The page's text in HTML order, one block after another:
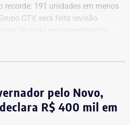
recorde: 191 unidades em menos
CTV, será feita revisão
Cronogramas de
Também haverá a definição
pelo Novo,
R$ 400 mil em